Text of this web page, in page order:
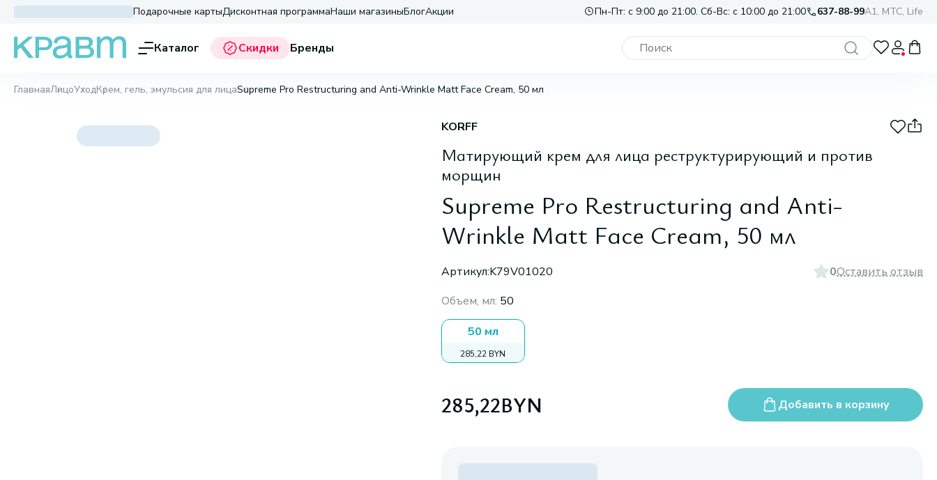
Подарочные картыДисконтная программаНаши магазиныБлогАкции Пн-Пт: с 9:00 до 21:00. Сб-Вс: с 10:00 до 21:00 637-88-99A1, МТС, Life
Каталог Скидки Бренды
ГлавнаяЛицоУходКрем, гель, эмульсия для лицаSupreme Pro Restructuring and Anti-Wrinkle Matt Face Cream, 50 мл
KORFF
Матирующий крем для лица реструктурирующий и против
морщин
Supreme Pro Restructuring and Anti-
Wrinkle Matt Face Cream, 50 мл
Артикул:K79V01020 0Оставить отзыв
Объем, мл: 50
50 мл
285,22 BYN
285,22BYN Добавить в корзину